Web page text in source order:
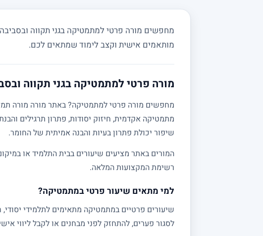
מחפשים מורה פרטי למתמטיקה בגני תקווה
מותאמים אישית וקצב לימוד שמתאים לכם.
מורה פרטי למתמטיקה בגני תקווה
מתמטיקה אקדמית, חיזוק יסודות, פתרון תרגילים
שיפור יכולת פתרון בעיות והבנה אמיתית של החומר.
המורים באתר מציעים שיעורים בבית התלמיד או
רשימת המקצועות המלאה.
למי מתאים שיעור פרטי במתמטיקה?
לסגור פערים, להתחזק לפני מבחנים או לקבל ליווי